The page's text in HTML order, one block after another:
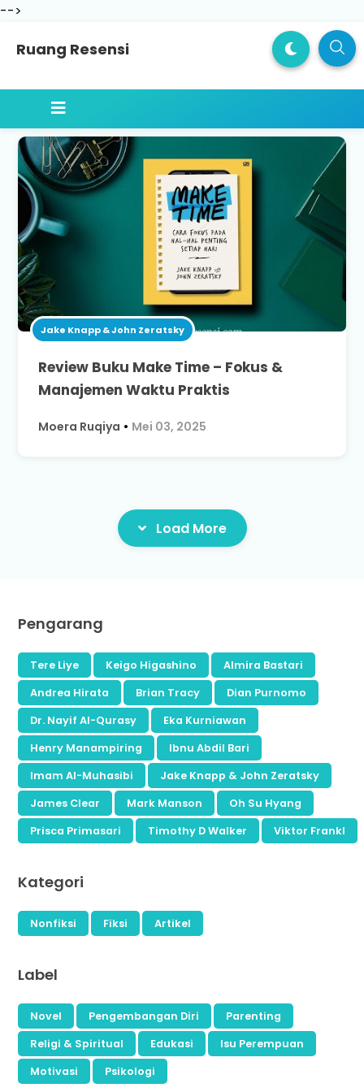
-->
Ruang Resensi
Jake Knapp & John Zeratsky
Review Buku Make Time – Fokus &
Manajemen Waktu Praktis
Moera Ruqiya • Mei 03, 2025
Load More
Pengarang
Tere Liye Keigo Higashino
Almira Bastari
Andrea Hirata
Brian Tracy
Dian Purnomo
Dr. Nayif Al-Qurasy
Eka Kurniawan
Henry Manampiring
Ibnu Abdil Bari
Imam Al-Muhasibi
Jake Knapp & John Zeratsky
James Clear
Mark Manson
Oh Su Hyang
Prisca Primasari
Timothy D Walker Viktor Frankl
Kategori
Nonfiksi Fiksi Artikel
Label
Novel Pengembangan Diri
Parenting
Religi & Spiritual
Edukasi
Isu Perempuan
Motivasi
Psikologi